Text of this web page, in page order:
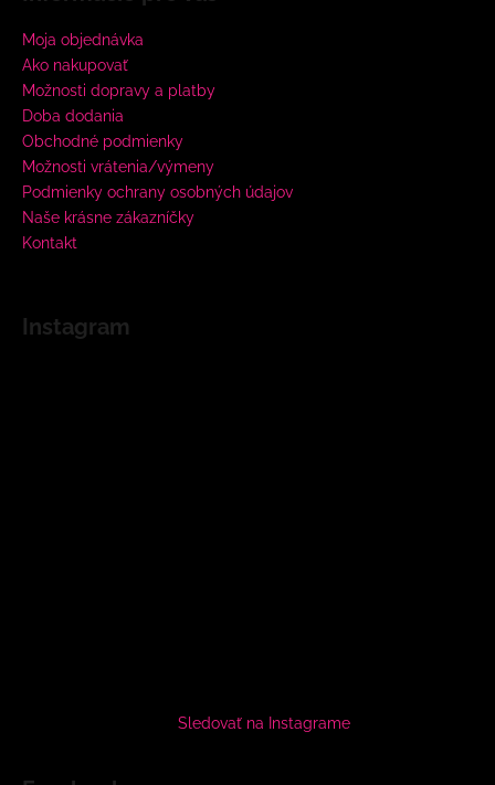
Moja objednávka
Ako nakupovať
Možnosti dopravy a platby
Doba dodania
Obchodné podmienky
Možnosti vrátenia/výmeny
Podmienky ochrany osobných údajov
Naše krásne zákazníčky
Kontakt
Instagram
Sledovať na Instagrame